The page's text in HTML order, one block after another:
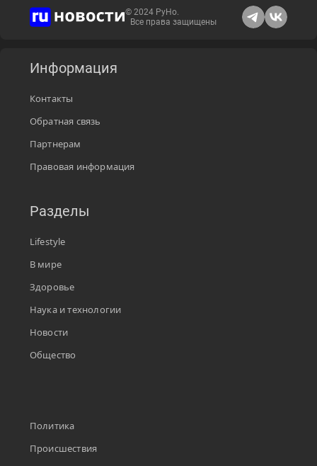
© 2024 РуНо.
Все права защищены
Информация
Контакты
Обратная связь
Партнерам
Правовая информация
Разделы
Lifestyle
В мире
Здоровье
Наука и технологии
Новости
Общество
Политика
Происшествия